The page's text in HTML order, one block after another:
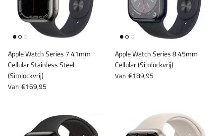
iPad Pro 12.9 (2020)
iPad Pro 12.9 (2021)
iPad Pro 12.9 (2022)
Apple Watch Series 7 41mm
Cellular Stainless Steel
(Simlockvrij)
Van €169,95
Apple Watch Series 8 45mm
Cellular (Simlockvrij)
Van €189,95